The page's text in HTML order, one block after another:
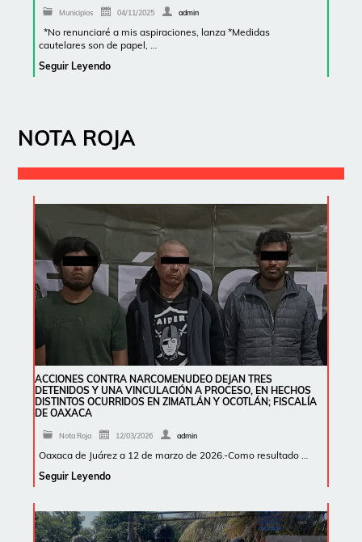
Municipios 04/11/2025 admin
*No renunciaré a mis aspiraciones, lanza *Medidas
cautelares son de papel, …
Seguir Leyendo
NOTA ROJA
ACCIONES CONTRA NARCOMENUDEO DEJAN TRES
DETENIDOS Y UNA VINCULACIÓN A PROCESO, EN HECHOS
DISTINTOS OCURRIDOS EN ZIMATLÁN Y OCOTLÁN; FISCALÍA
DE OAXACA
Nota Roja 12/03/2026 admin
Oaxaca de Juárez a 12 de marzo de 2026.-Como resultado …
Seguir Leyendo